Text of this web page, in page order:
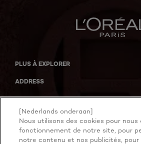
PLUS À EXPLORER
ADDRESS
Instagram
Facebook
YouTube
[Nederlands onderaan]
Nous utilisons des cookies pour nous
fonctionnement de notre site, pour
notre contenu et nos publicités, pour